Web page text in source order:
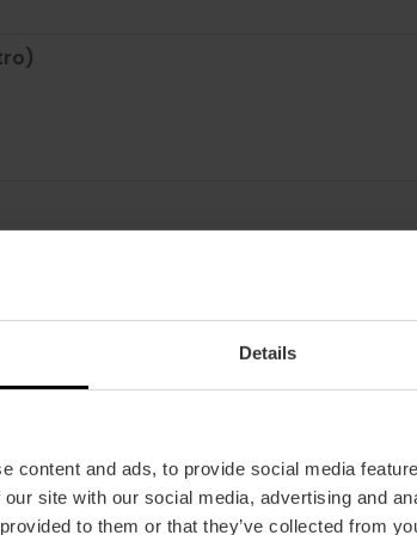
Details
content and ads, to provide social media
site with our social media, advertising and
to them or that they’ve collected from
h | viernes a sábados, de 12:30 a 00:30 h
Card 7 días ni para Valencia Tourist Card